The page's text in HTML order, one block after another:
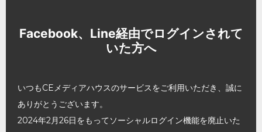
Facebook、Line経由でログインされて
いた方へ
いつもCEメディアハウスのサービスをご利用いただき、誠に
ありがとうございます。
2024年2月26日をもってソーシャルログイン機能を廃止いた